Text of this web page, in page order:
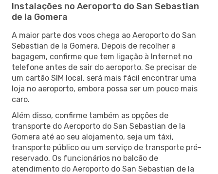
Instalações no Aeroporto do San Sebastian
de la Gomera
A maior parte dos voos chega ao Aeroporto do San
Sebastian de la Gomera. Depois de recolher a
bagagem, confirme que tem ligação à Internet no
telefone antes de sair do aeroporto. Se precisar de
um cartão SIM local, será mais fácil encontrar uma
loja no aeroporto, embora possa ser um pouco mais
caro.
Além disso, confirme também as opções de
transporte do Aeroporto do San Sebastian de la
Gomera até ao seu alojamento, seja um táxi,
transporte público ou um serviço de transporte pré-
reservado. Os funcionários no balcão de
atendimento do Aeroporto do San Sebastian de la